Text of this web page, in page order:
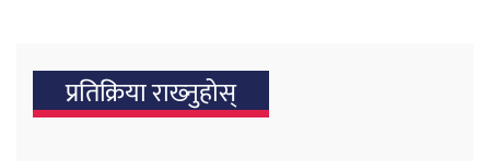
प्रतिक्रिया राख्‍नुहोस्